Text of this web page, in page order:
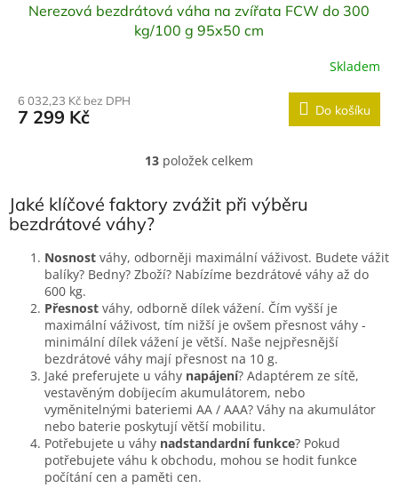
Nerezová bezdrátová váha na zvířata FCW do 300
kg/100 g 95x50 cm
Skladem
6 032,23 Kč bez DPH
7 299 Kč Do košíku
O
l
a
c
í
p
r
v
k
y
v
ý
p
i
s
u
13 položek celkem
Jaké klíčové faktory zvážit při výběru
bezdrátové váhy?
Nosnost váhy, odborněji maximální váživost. Budete vážit
balíky? Bedny? Zboží? Nabízíme bezdrátové váhy až do
600 kg.
Přesnost váhy, odborně dílek vážení. Čím vyšší je
maximální váživost, tím nižší je ovšem přesnost váhy -
minimální dílek vážení je větší. Naše nejpřesnější
bezdrátové váhy mají přesnost na 10 g.
Jaké preferujete u váhy napájení? Adaptérem ze sítě,
vestavěným dobíjecím akumulátorem, nebo
vyměnitelnými bateriemi AA / AAA? Váhy na akumulátor
nebo baterie poskytují větší mobilitu.
Potřebujete u váhy nadstandardní funkce? Pokud
potřebujete váhu k obchodu, mohou se hodit funkce
počítání cen a paměti cen.